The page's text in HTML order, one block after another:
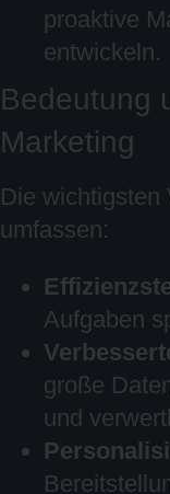
proaktive
entwickeln.
Bedeutung
Marketing
Die wichtigsten
umfassen:
Aufgaben
große
und